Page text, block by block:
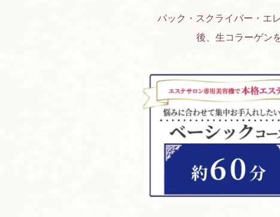
パック・スクライバー・エ
後、 生コラーゲン